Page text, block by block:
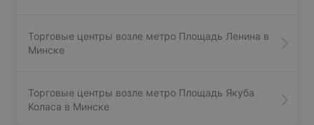
Торговые центры возле метро Площадь Ленина в
Минске
Торговые центры возле метро Площадь Якуба
Коласа в Минске